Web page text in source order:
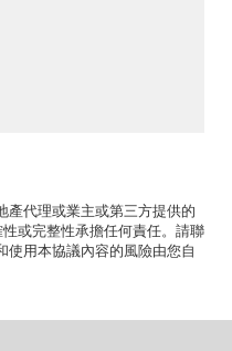
產代理或業主或第三方提供的
或完整性承擔任何責任。請聯
使用本協議內容的風險由您自